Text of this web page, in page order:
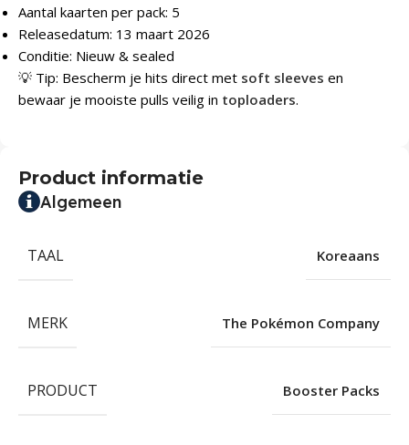
Aantal kaarten per pack: 5
Releasedatum: 13 maart 2026
Conditie: Nieuw & sealed
💡 Tip: Bescherm je hits direct met soft sleeves en
bewaar je mooiste pulls veilig in toploaders.
Product informatie
Algemeen
TAAL Koreaans
MERK The Pokémon Company
PRODUCT Booster Packs